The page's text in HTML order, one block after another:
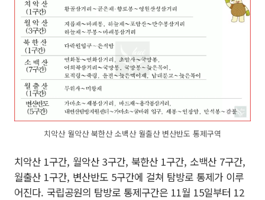
치악산 월악산 북한산 소백산 월출산 변산반도 통제구역
치악산 1구간, 월악산 3구간, 북한산 1구간, 소백산 7구간,
월출산 1구간, 변산반도 5구간에 걸쳐 탐방로 통제가 이루
어진다. 국립공원의 탐방로 통제구간은 11월 15일부터 12